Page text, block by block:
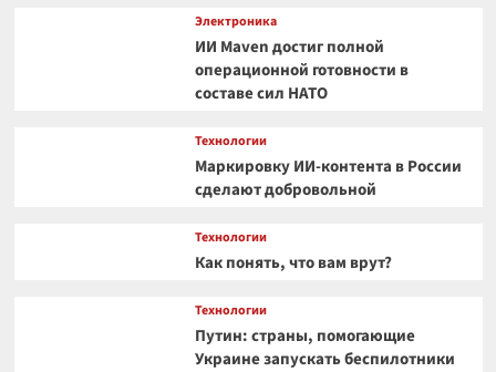
Электроника
ИИ Maven достиг полной
операционной готовности в
составе сил НАТО
Технологии
Маркировку ИИ-контента в России
сделают добровольной
Технологии
Как понять, что вам врут?
Технологии
Путин: страны, помогающие
Украине запускать беспилотники